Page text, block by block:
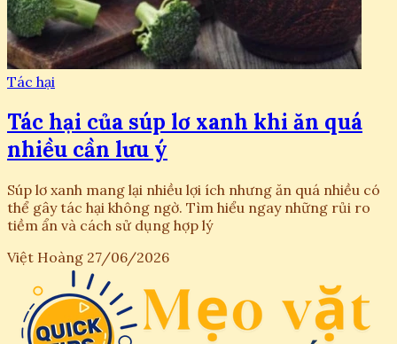
Tác hại
Tác hại của súp lơ xanh khi ăn quá
nhiều cần lưu ý
Súp lơ xanh mang lại nhiều lợi ích nhưng ăn quá nhiều có
thể gây tác hại không ngờ. Tìm hiểu ngay những rủi ro
tiềm ẩn và cách sử dụng hợp lý
Việt Hoàng 27/06/2026